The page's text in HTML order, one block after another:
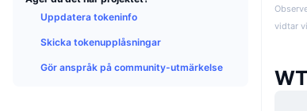
Uppdatera tokeninfo
Skicka tokenupplåsningar
Gör anspråk på community-utmärkelse
vidtar